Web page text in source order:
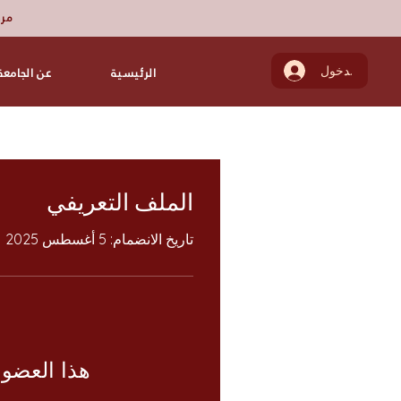
عن الرئيسية تسجيل الدخول
الملف التعريفي
تاريخ الانضمام: 5 أغسطس 2025
هذا